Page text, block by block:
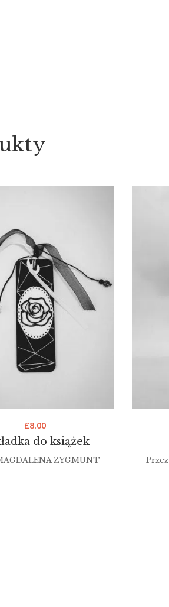
do książek
£8.00
ZYGMUNT Przez